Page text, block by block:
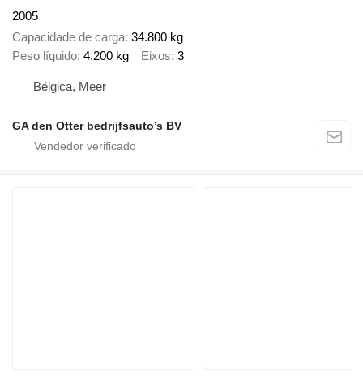
2005
Capacidade de carga 34.800 kg
Peso líquido 4.200 kg Eixos 3
Bélgica, Meer
GA den Otter bedrijfsauto’s BV